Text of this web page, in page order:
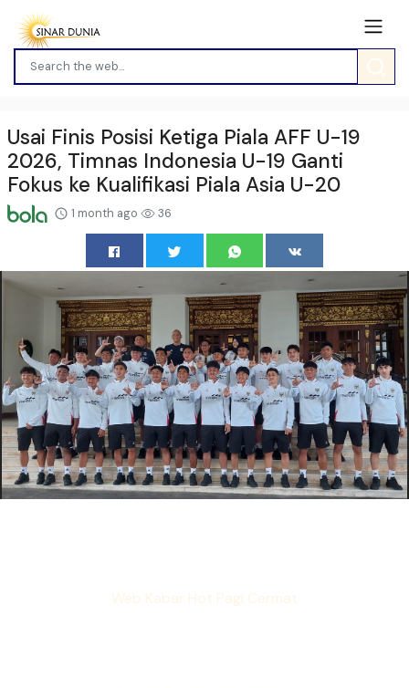
Usai Finis Posisi Ketiga Piala AFF U-19
2026, Timnas Indonesia U-19 Ganti
Fokus ke Kualifikasi Piala Asia U-20
1 month ago 36
Web Kabar Hot Pagi Cermat